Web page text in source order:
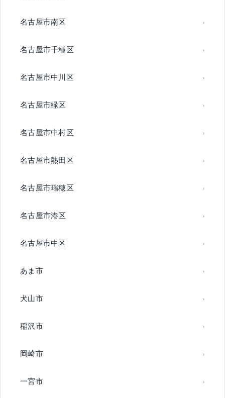
名古屋市南区
名古屋市千種区
名古屋市中川区
名古屋市緑区
名古屋市中村区
名古屋市熱田区
名古屋市瑞穂区
名古屋市港区
名古屋市中区
あま市
犬山市
稲沢市
岡崎市
一宮市